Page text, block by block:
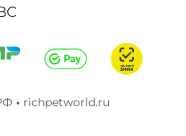
• richpetworld.ru